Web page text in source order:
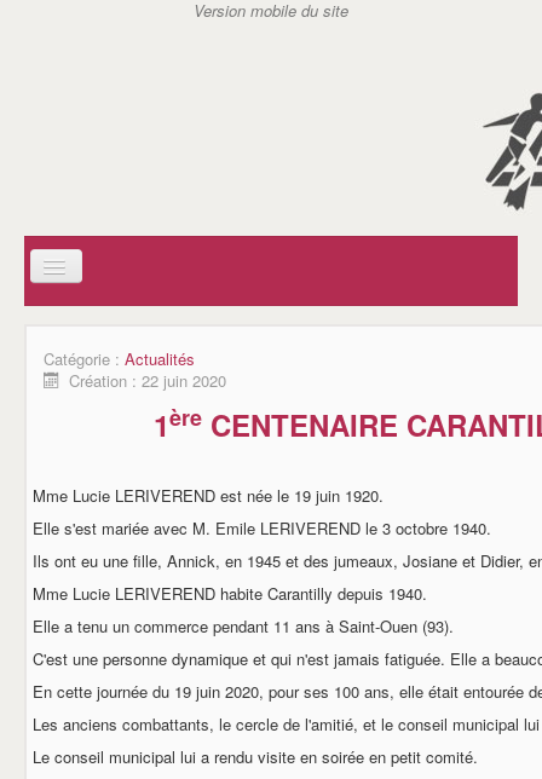
AIDE A DOMICILE EN MILIEU RURAL (ADMR)
CENTRE COMMUNAL D'ACTION SOCIAL (CCAS)
SERVICE D'ACTION GERONTOLOGIQUE (SAG)
SERVICE DE SOINS INFIRMIERS A DOMICILE (SSIAD)
ASSOCIATIONS
JSC TENNIS DE TABLE
LE COMITE DES FETES
LE GOUGEON CARANTILLAIS
LA SOCIETE DE CHASSE
LA PATRIOTE
L'ETRIER
LE CERCLE DE L'AMITIE
LES ANCIENS COMBATTANTS
AUX CIDRES ETC
COMMERCANTS & ARTISANS
Catégorie : Actualités
Création : 22 juin 2020
1ère CENTENAIRE
Mme Lucie LERIVEREND est née le 19 juin 1920.
Elle s'est mariée avec M. Emile LERIVEREND le 3 octobre 1940.
Ils ont eu une fille, Annick, en 1945 et des jumeaux, Josiane et Didier,
Mme Lucie LERIVEREND habite Carantilly depuis 1940.
Elle a tenu un commerce pendant 11 ans à Saint-Ouen (93).
C'est une personne dynamique et qui n'est jamais fatiguée. Elle a
En cette journée du 19 juin 2020, pour ses 100 ans, elle était entourée
Les anciens combattants, le cercle de l'amitié, et le conseil municipal
Le conseil municipal lui a rendu visite en soirée en petit comité.